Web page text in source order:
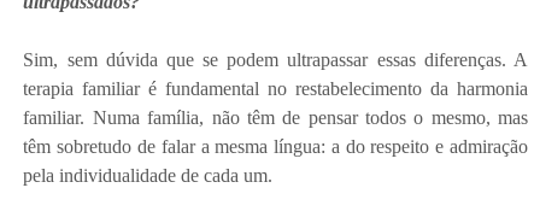
Sim, sem dúvida que se podem ultrapassar essas diferenças. A
terapia familiar é fundamental no restabelecimento da harmonia
familiar. Numa família, não têm de pensar todos o mesmo, mas
têm sobretudo de falar a mesma língua: a do respeito e admiração
pela individualidade de cada um.